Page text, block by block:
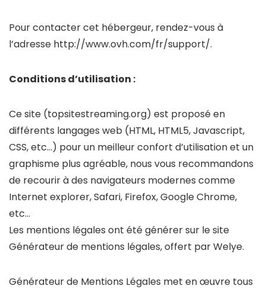
Pour contacter cet hébergeur, rendez-vous à
l’adresse http://www.ovh.com/fr/support/.
Conditions d’utilisation :
Ce site (topsitestreaming.org) est proposé en
différents langages web (HTML, HTML5, Javascript,
CSS, etc…) pour un meilleur confort d’utilisation et un
graphisme plus agréable, nous vous recommandons
de recourir à des navigateurs modernes comme
Internet explorer, Safari, Firefox, Google Chrome,
etc…
Les mentions légales ont été générer sur le site
Générateur de mentions légales, offert par Welye.
Générateur de Mentions Légales met en œuvre tous